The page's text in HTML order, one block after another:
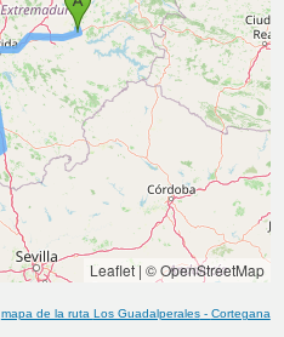
Leaflet| © OpenStreetMap
mapa de la ruta Los Guadalperales- Cortegana